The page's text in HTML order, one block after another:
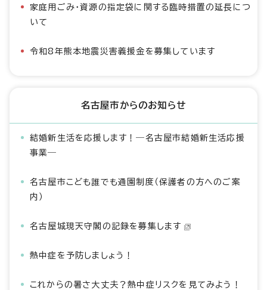
家庭用ごみ・資源の指定袋に関する臨時措置の延長につ
いて
令和8年熊本地震災害義援金を募集しています
名古屋市からのお知らせ
結婚新生活を応援します！―名古屋市結婚新生活応援
事業―
名古屋市こども誰でも通園制度（保護者の方へのご案
内）
名古屋城現天守閣の記録を募集します
熱中症を予防しましょう！
これからの暑さ大丈夫？熱中症リスクを見てみよう！